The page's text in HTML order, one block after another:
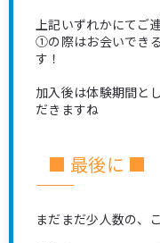
上記いずれかにてご
①の際はお会いでき
す！
加入後は体験期間と
だきますね
■ 最後に ■
―――――――――――――――――――――――――――
まだまだ少人数の、